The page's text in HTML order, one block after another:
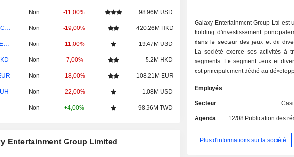
Non -11,00% 98.96M USD
SCHRODER ISF HONG KONG EQ A ACC HKD Non -19,00% 420.26M HKD
MIRAE ASSET ESG ASIA GRT CNSMR EQ A USD Non -11,00% 19.47M USD
Non -7,00% 5.2M HKD
Non -18,00% 108.21M EUR
Non -22,00% 1.08M USD
Non +4,00% 98.96M TWD
Entertainment Group Limited
Galaxy Entertainment Group Ltd est
holding d'investissement
dans le secteur des jeux et du
La société exerce ses activités à
segments. Le segment Jeux et
est principalement dédié au
intégrés, d’hôtels et de jeux de
d’autres formes de jeux de casino à
services d’accueil et de services
principalement dédié à la fabrication,
et à la distribution de matériaux de
Employés
Secteur
Agenda 12/08 Publication des résultats
Plus d'informations sur la société